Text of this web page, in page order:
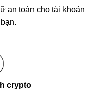
an toàn cho tài khoản
crypto